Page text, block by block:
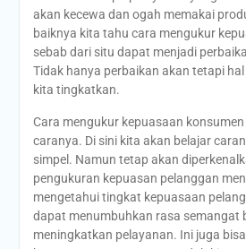
akan kecewa dan ogah memakai
baiknya kita tahu cara mengukur
sebab dari situ dapat menjadi
Tidak hanya perbaikan akan tetapi
kita tingkatkan.
Cara mengukur kepuasaan
caranya. Di sini kita akan belajar
simpel. Namun tetap akan
pengukuran kepuasan pelanggan
mengetahui tingkat kepuasaan
dapat menumbuhkan rasa semangat
meningkatkan pelayanan. Ini juga